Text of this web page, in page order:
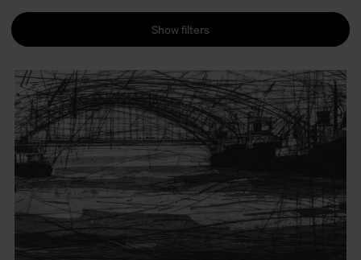
Show filters